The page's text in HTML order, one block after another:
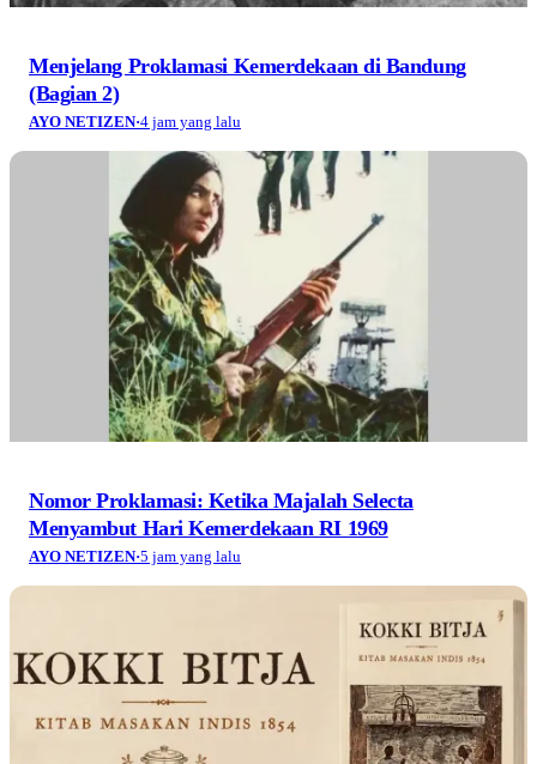
Menjelang Proklamasi Kemerdekaan di Bandung
(Bagian 2)
AYO NETIZEN·4 jam yang lalu
Nomor Proklamasi: Ketika Majalah Selecta
Menyambut Hari Kemerdekaan RI 1969
AYO NETIZEN·5 jam yang lalu